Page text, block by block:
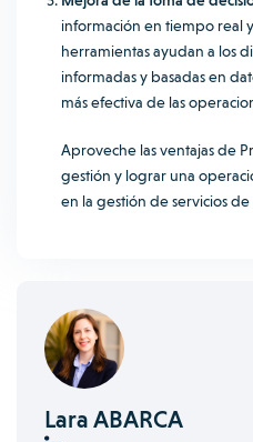
información en tiempo real
herramientas ayudan a los
informadas y basadas en
más efectiva de las
Aproveche las ventajas de
gestión y lograr una
en la gestión de servicios
Lara ABARCA